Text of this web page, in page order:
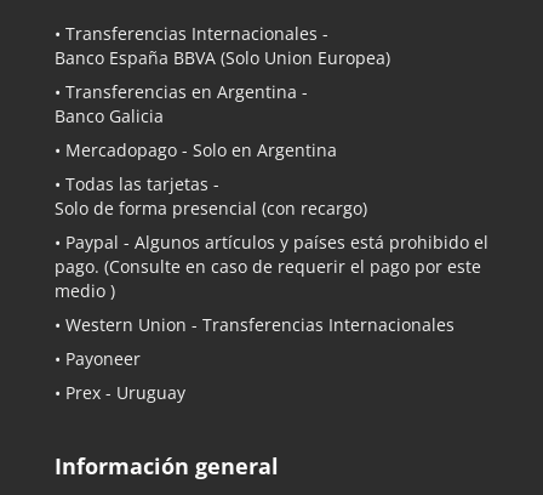
• Transferencias Internacionales -
Banco España BBVA (Solo Union Europea)
• Transferencias en Argentina -
Banco Galicia
• Mercadopago - Solo en Argentina
• Todas las tarjetas -
Solo de forma presencial (con recargo)
• Paypal - Algunos artículos y países está prohibido el
pago. (Consulte en caso de requerir el pago por este
medio )
• Western Union - Transferencias Internacionales
• Payoneer
• Prex - Uruguay
Información general